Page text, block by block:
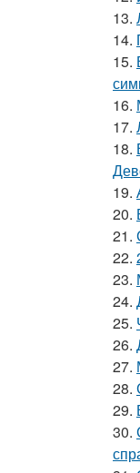
13.
14.
15.
16.
17.
18.
19.
20.
21.
22.
23.
24.
25.
26.
27.
28.
29.
30.